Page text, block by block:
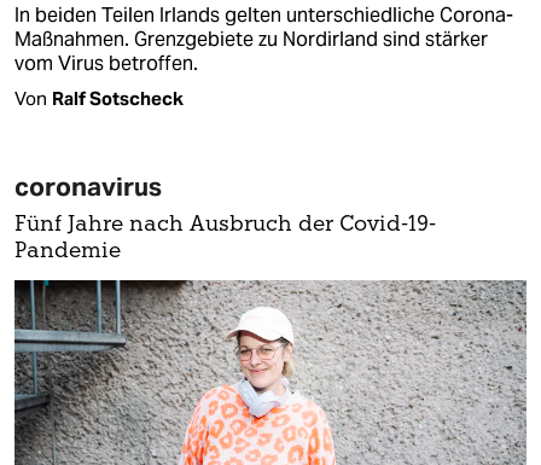
In beiden Teilen Irlands gelten unterschiedliche Corona-
Maßnahmen. Grenzgebiete zu Nordirland sind stärker
vom Virus betroffen.
Von Ralf Sotscheck
coronavirus
Fünf Jahre nach Ausbruch der Covid-19-
Pandemie